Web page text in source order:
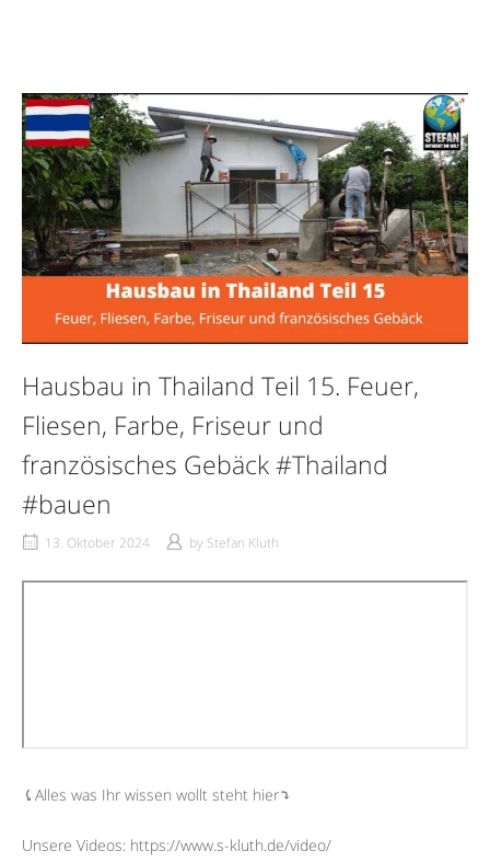
Hausbau in Thailand Teil 15. Feuer,
Fliesen, Farbe, Friseur und
französisches Gebäck #Thailand
#bauen
13. Oktober 2024 by Stefan Kluth
⤹Alles was Ihr wissen wollt steht hier⤵︎
Unsere Videos: https://www.s-kluth.de/video/